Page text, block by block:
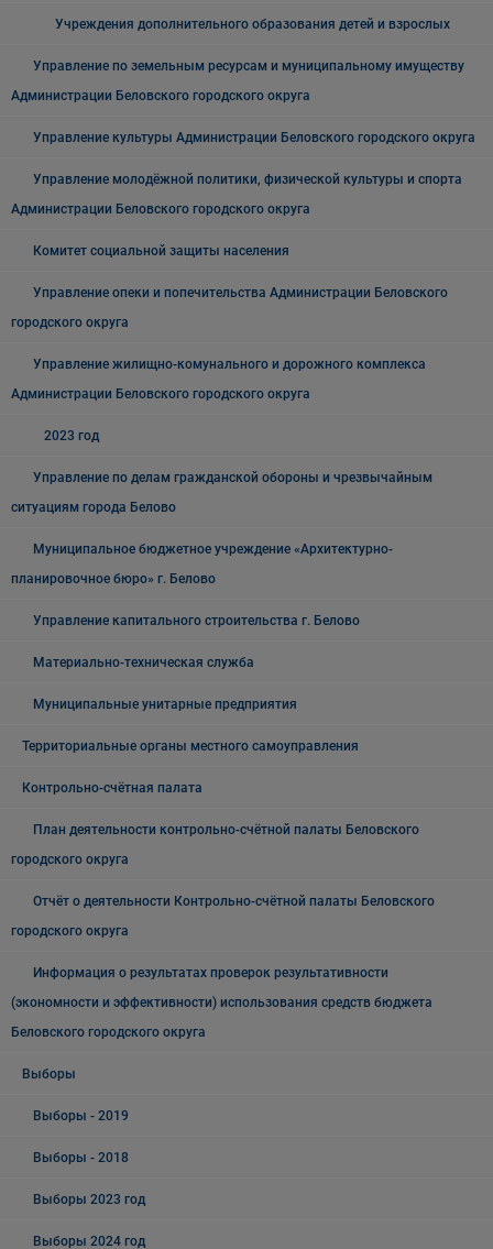
Учреждения дополнительного образования детей и взрослых
Управление по земельным ресурсам и муниципальному имуществу
Администрации Беловского городского округа
Управление культуры Администрации Беловского городского округа
Управление молодёжной политики, физической культуры и спорта
Администрации Беловского городского округа
Комитет социальной защиты населения
Управление опеки и попечительства Администрации Беловского
городского округа
Управление жилищно-комунального и дорожного комплекса
Администрации Беловского городского округа
2023 год
Управление по делам гражданской обороны и чрезвычайным
ситуациям города Белово
Муниципальное бюджетное учреждение «Архитектурно-
планировочное бюро» г. Белово
Управление капитального строительства г. Белово
Материально-техническая служба
Муниципальные унитарные предприятия
Территориальные органы местного самоуправления
Контрольно-счётная палата
План деятельности контрольно-счётной палаты Беловского
городского округа
Отчёт о деятельности Контрольно-счётной палаты Беловского
городского округа
Информация о результатах проверок результативности
(экономности и эффективности) использования средств бюджета
Беловского городского округа
Выборы
Выборы - 2019
Выборы - 2018
Выборы 2023 год
Выборы 2024 год